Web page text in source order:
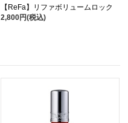
【ReFa】リファボリュームロック
2,800円(税込)